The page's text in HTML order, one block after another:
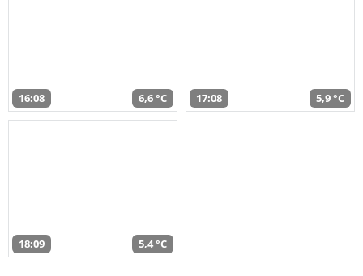
16:08 6,6 °C 17:08 5,9 °C
18:09 5,4 °C